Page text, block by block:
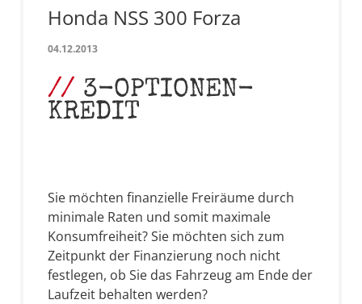
Honda NSS 300 Forza
04.12.2013
3-OPTIONEN-
KREDIT
Sie möchten finanzielle Freiräume durch
minimale Raten und somit maximale
Konsumfreiheit? Sie möchten sich zum
Zeitpunkt der Finanzierung noch nicht
festlegen, ob Sie das Fahrzeug am Ende der
Laufzeit behalten werden?